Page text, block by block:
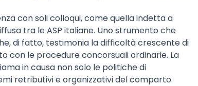
con soli colloqui, come quella indetta a
tra le ASP italiane. Uno strumento che
di fatto, testimonia la difficoltà crescente di
con le procedure concorsuali ordinarie. La
in causa non solo le politiche di
retributivi e organizzativi del comparto.